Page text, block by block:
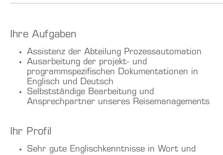
Ihre Aufgaben
Assistenz der Abteilung Prozessautomation
Ausarbeitung der projekt- und
programmspezifischen Dokumentationen in
Englisch und Deutsch
Selbstständige Bearbeitung und
Ansprechpartner unseres Reisemanagements
Ihr Profil
Sehr gute Englischkenntnisse in Wort und